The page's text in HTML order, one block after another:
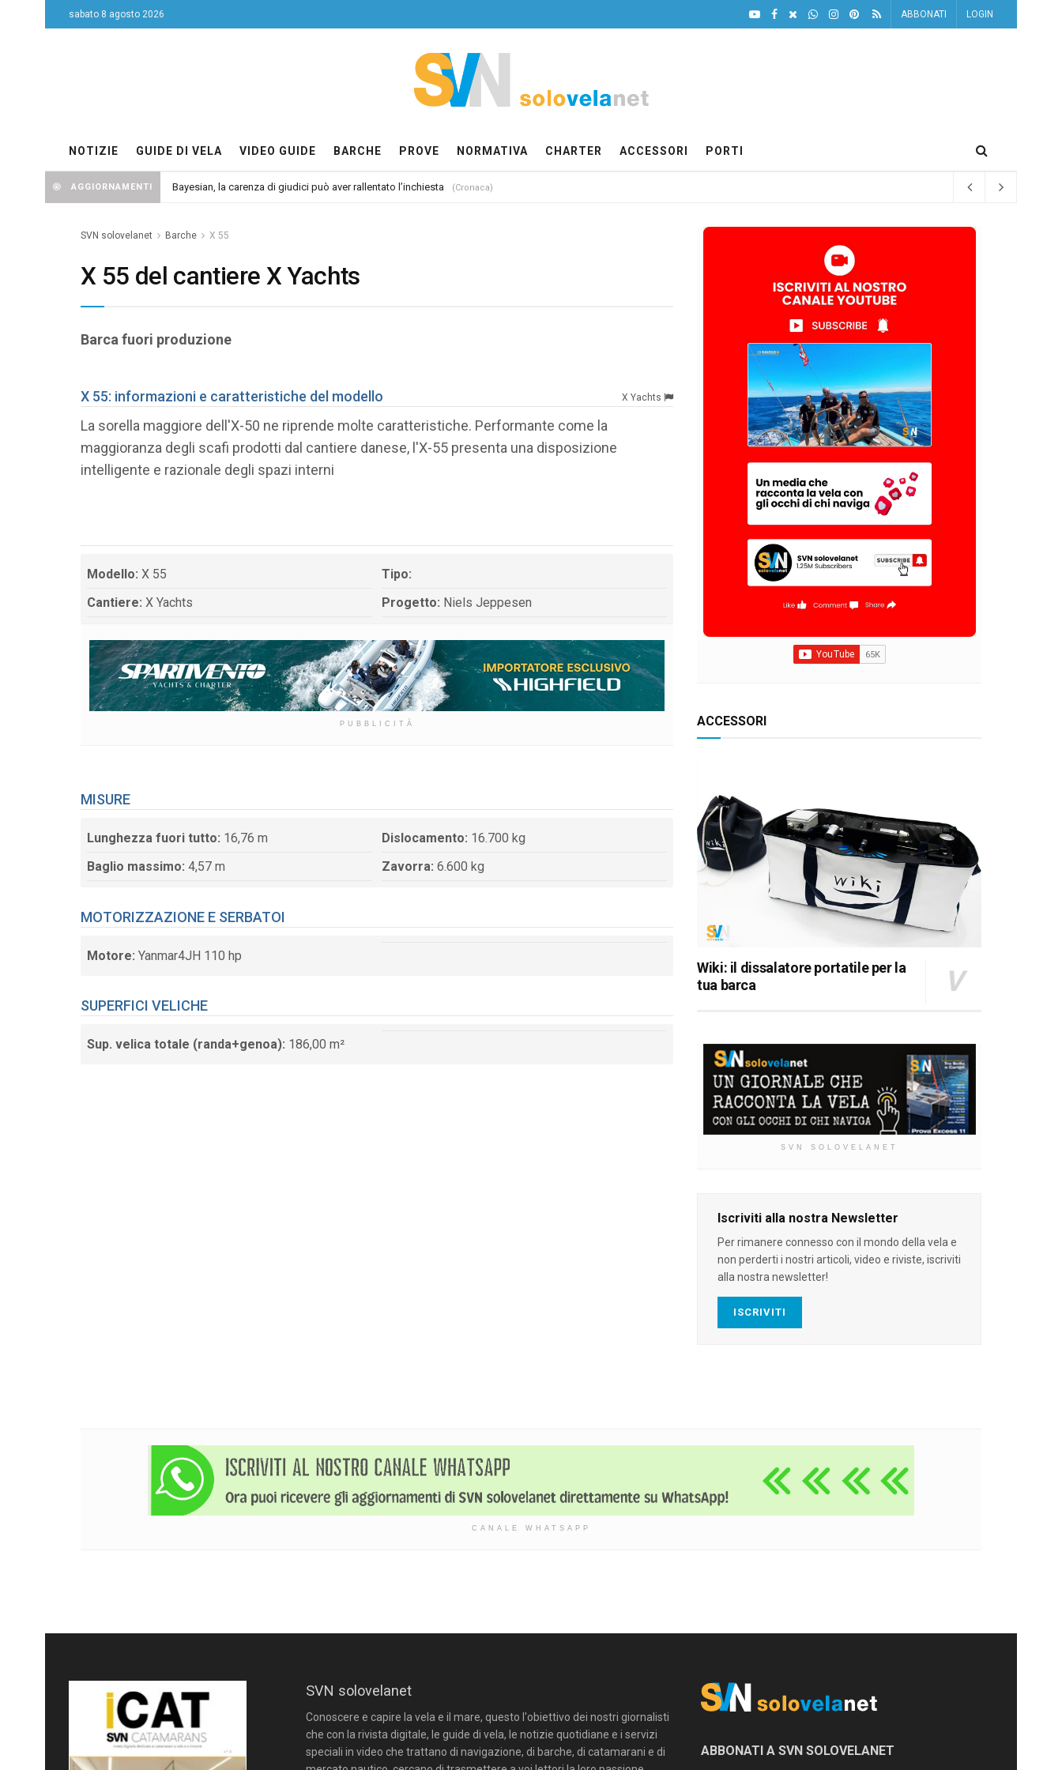
sabato 8 agosto 2026 ABBONATI LOGIN
NOTIZIE GUIDE DI VELA VIDEO GUIDE BARCHE PROVE NORMATIVA CHARTER ACCESSORI PORTI
AGGIORNAMENTI Bayesian, la carenza di giudici può aver rallentato l’inchiesta (Cronaca)
SVN solovelanet Barche X 55
X 55 del cantiere X Yachts
Barca fuori produzione
X 55: informazioni e caratteristiche del modello X Yachts
La sorella maggiore dell'X-50 ne riprende molte caratteristiche. Performante come la
maggioranza degli scafi prodotti dal cantiere danese, l'X-55 presenta una disposizione
intelligente e razionale degli spazi interni
Modello: X 55
Cantiere: X Yachts
Tipo:
Progetto: Niels Jeppesen
PUBBLICITÀ
MISURE
Lunghezza fuori tutto: 16,76 m
Baglio massimo: 4,57 m
Dislocamento: 16.700 kg
Zavorra: 6.600 kg
MOTORIZZAZIONE E SERBATOI
Motore: Yanmar4JH 110 hp
SUPERFICI VELICHE
Sup. velica totale (randa+genoa): 186,00 m²
ACCESSORI
Wiki: il dissalatore portatile per la
tua barca
SVN SOLOVELANET
Iscriviti alla nostra Newsletter
Per rimanere connesso con il mondo della vela e
non perderti i nostri articoli, video e riviste, iscriviti
alla nostra newsletter!
ISCRIVITI
CANALE WHATSAPP
SVN solovelanet
Conoscere e capire la vela e il mare, questo l'obiettivo dei nostri giornalisti
che con la rivista digitale, le guide di vela, le notizie quotidiane e i servizi
speciali in video che trattano di navigazione, di barche, di catamarani e di
ABBONATI A SVN SOLOVELANET